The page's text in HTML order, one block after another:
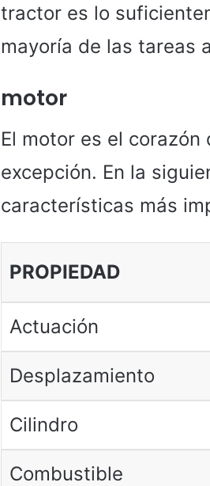
tractor es lo
mayoría de las tareas
motor
El motor es el
excepción. En la
características más
PROPIEDAD
Actuación
Desplazamiento
Cilindro
Combustible